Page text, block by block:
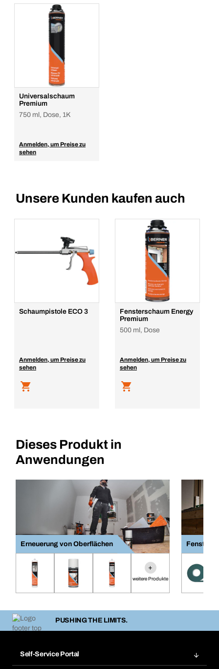
Universalschaum
Premium
750 ml, Dose, 1K
Anmelden, um Preise zu
sehen
Unsere Kunden kaufen auch
Schaumpistole ECO 3
Anmelden, um Preise zu
sehen
Fensterschaum Energy
Premium
500 ml, Dose
Anmelden, um Preise zu
sehen
Dieses Produkt in
Anwendungen
Erneuerung von Oberflächen
+
weitere Produkte
Fenster-
PUSHING THE LIMITS.
Self-Service Portal